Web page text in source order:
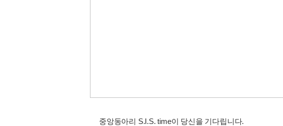
중앙동아리 S.I.S. time이 당신을 기다립니다.